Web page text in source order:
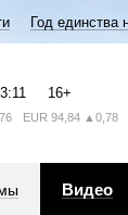
Год единства
16+
EUR 94,84 ▲0,78
Видео